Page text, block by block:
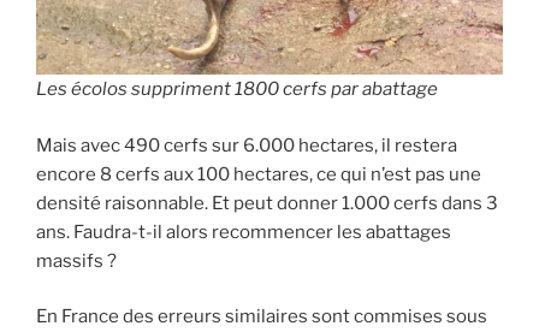
Les écolos suppriment 1800 cerfs par abattage
Mais avec 490 cerfs sur 6.000 hectares, il restera
encore 8 cerfs aux 100 hectares, ce qui n’est pas une
densité raisonnable. Et peut donner 1.000 cerfs dans 3
ans. Faudra-t-il alors recommencer les abattages
massifs ?
En France des erreurs similaires sont commises sous